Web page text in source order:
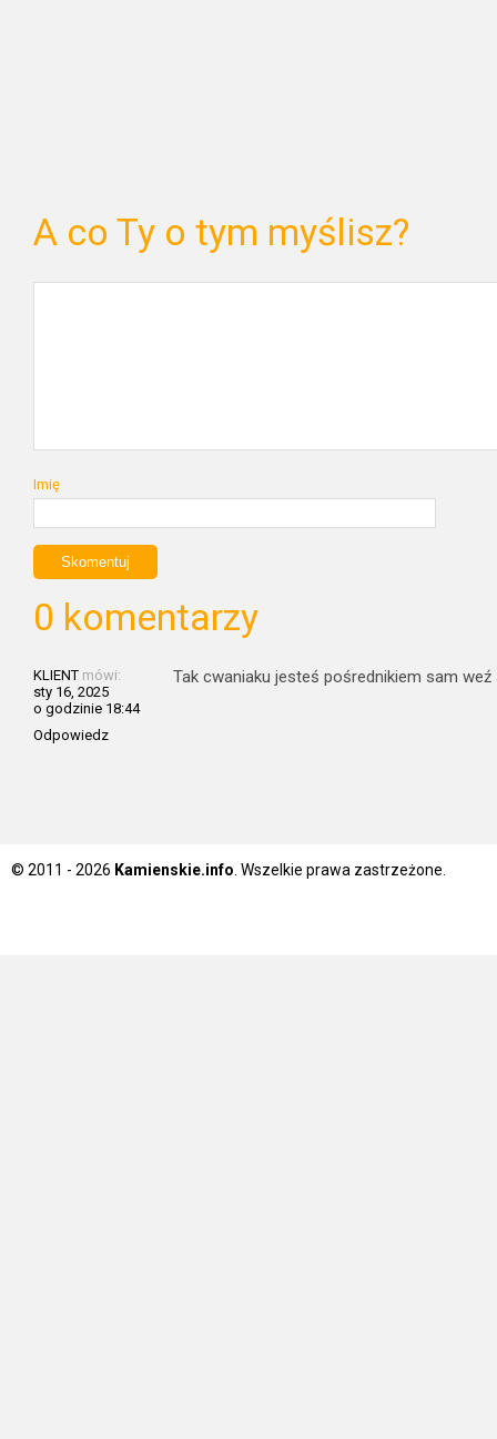
A co Ty o tym myślisz?
Imię
0 komentarzy
KLIENT mówi:
sty 16, 2025
o godzinie 18:44
Odpowiedz
Tak cwaniaku jesteś pośrednikiem sam
© 2011 - 2026 Kamienskie.info . Wszelkie prawa zastrzeżone.